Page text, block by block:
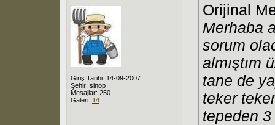
Giriş Tarihi: 14-09-2007
Şehir: sinop
Mesajlar: 250
Galeri: 14
Orijinal
Merhaba
sorum
almıştım
tane de
teker
tepeden 3